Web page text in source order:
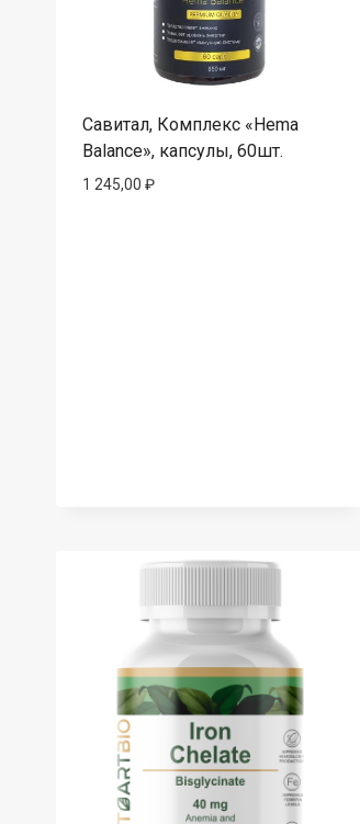
Савитал, Комплекс «Hema
Balance», капсулы, 60шт.
1 245,00 ₽